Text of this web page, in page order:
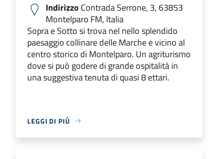
Indirizzo Contrada Serrone, 3, 63853
Montelparo FM, Italia
Sopra e Sotto si trova nel nello splendido
paesaggio collinare delle Marche e vicino al
centro storico di Montelparo. Un agriturismo
dove si può godere di grande ospitalità in
una suggestiva tenuta di quasi 8 ettari.
LEGGI DI PIÙ